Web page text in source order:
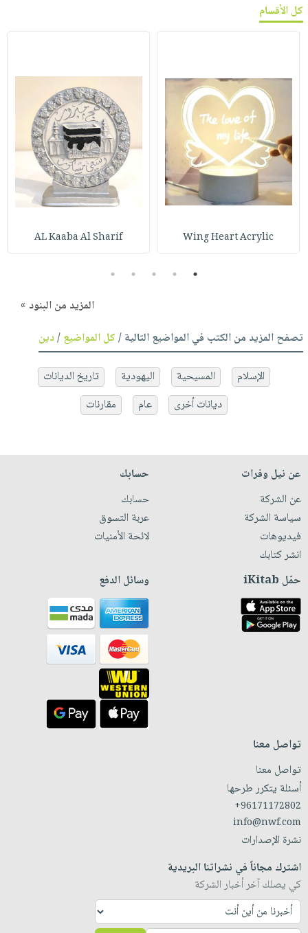
كل الأقسام
Wing Heart Acrylic
AL Kaaba Al Sharif
1
2
3
4
5
المزيد من البنود »
تصفح المزيد من الكتب في المواضيع التالية /كل المواضيع/دين
الإسلام المسيحية اليهودية
تاريخ الديانات
ديانات أخرى
عام مقارنات
عن نيل وفرات
عن الشركة
سياسة الشركة
فيديوهات
انشر كتابك
حسابك
حسابك
عربة التسوق
لائحة الأمنيات
حمّل iKitab وسائل الدفع
تواصل معنا
تواصل معنا
أسئلة يتكرر طرحها
+96171172802
info@nwf.com
نشرة الإصدارات
اشترك مجاناً في نشراتنا البريدية
كي يصلك آخر أخبار الشركة